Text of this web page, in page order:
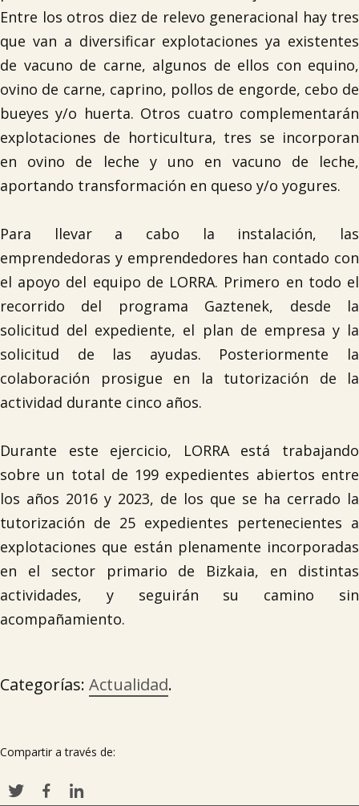
Entre los otros diez de relevo generacional hay tres
que van a diversificar explotaciones ya existentes
de vacuno de carne, algunos de ellos con equino,
ovino de carne, caprino, pollos de engorde, cebo de
bueyes y/o huerta. Otros cuatro complementarán
explotaciones de horticultura, tres se incorporan
en ovino de leche y uno en vacuno de leche,
aportando transformación en queso y/o yogures.
Para llevar a cabo la instalación, las
emprendedoras y emprendedores han contado con
el apoyo del equipo de LORRA. Primero en todo el
recorrido del programa Gaztenek, desde la
solicitud del expediente, el plan de empresa y la
solicitud de las ayudas. Posteriormente la
colaboración prosigue en la tutorización de la
actividad durante cinco años.
Durante este ejercicio, LORRA está trabajando
sobre un total de 199 expedientes abiertos entre
los años 2016 y 2023, de los que se ha cerrado la
tutorización de 25 expedientes pertenecientes a
explotaciones que están plenamente incorporadas
en el sector primario de Bizkaia, en distintas
actividades, y seguirán su camino sin
acompañamiento.
Categorías: Actualidad.
Compartir a través de: